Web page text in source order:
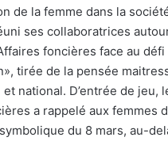
de la femme dans la
ses collaboratrices
foncières face au défi
tirée de la pensée
national. D’entrée de jeu,
a rappelé aux femmes
du 8 mars, au-